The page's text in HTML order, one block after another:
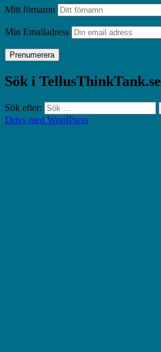
Mitt förnamn
Min Emailadress
Sök i TellusThinkTank.se
Sök efter:
Drivs med WordPress